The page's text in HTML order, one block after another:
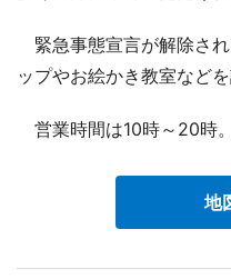
緊急事態宣言が解除さ
ップやお絵かき教室などを
営業時間は10時～20時
地